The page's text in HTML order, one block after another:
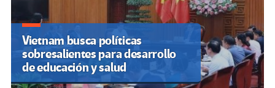
Vietnam busca políticas
sobresalientes para desarrollo
de educación y salud